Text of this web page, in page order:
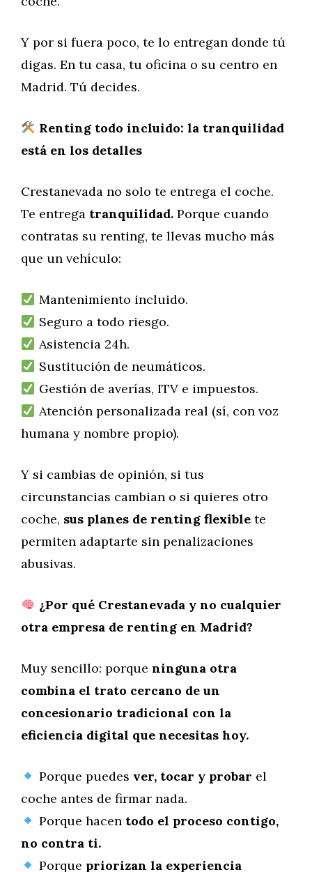
Y por si fuera poco, te lo entregan donde tú
digas. En tu casa, tu oficina o su centro en
Madrid. Tú decides.
Renting todo incluido: la tranquilidad
está en los detalles
Crestanevada no solo te entrega el coche.
Te entrega tranquilidad. Porque cuando
contratas su renting, te llevas mucho más
que un vehículo:
Mantenimiento incluido.
Seguro a todo riesgo.
Asistencia 24h.
Sustitución de neumáticos.
Gestión de averías, ITV e impuestos.
Atención personalizada real (sí, con voz
humana y nombre propio).
Y si cambias de opinión, si tus
circunstancias cambian o si quieres otro
coche, sus planes de renting flexible te
permiten adaptarte sin penalizaciones
abusivas.
¿Por qué Crestanevada y no cualquier
otra empresa de renting en Madrid?
Muy sencillo: porque ninguna otra
combina el trato cercano de un
concesionario tradicional con la
eficiencia digital que necesitas hoy.
Porque puedes ver, tocar y probar el
coche antes de firmar nada.
Porque hacen todo el proceso contigo,
no contra ti.
Porque priorizan la experiencia